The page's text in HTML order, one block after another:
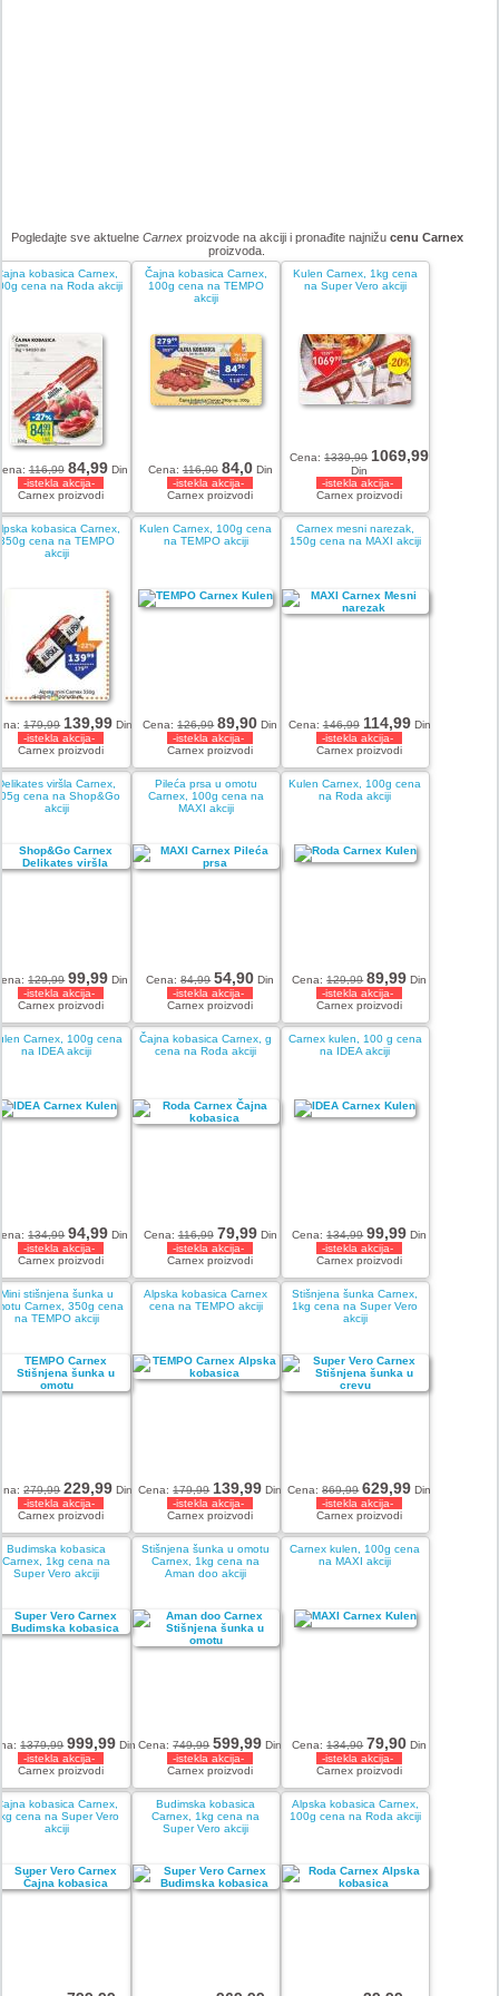
Pogledajte sve aktuelne Carnexproizvode na akciji i pronađite najnižu cenu Carnex
proizvoda.
kobasica Carnex,
cena na Roda akciji
116,99 84,99Din
-istekla akcija-
Carnex proizvodi
Čajna kobasica Carnex,
100g cena na TEMPO
akciji
Cena:116,90 84,0Din
-istekla akcija-
Carnex proizvodi
Kulen Carnex, 1kg cena
na Super Vero akciji
Cena:1339,99 1069,99
Din
-istekla akcija-
Carnex proizvodi
kobasica Carnex,
cena na TEMPO
akciji
179,99 139,99 Din
-istekla akcija-
Carnex proizvodi
Kulen Carnex, 100g cena
na TEMPO akciji
Cena:126,99 89,90 Din
-istekla akcija-
Carnex proizvodi
Carnex mesni narezak,
150g cena na MAXI akciji
Cena:146,99 114,99Din
-istekla akcija-
Carnex proizvodi
viršla Carnex,
cena na Shop&Go
akciji
129,99 99,99 Din
-istekla akcija-
Carnex proizvodi
Pileća prsa u omotu
Carnex, 100g cena na
MAXI akciji
Cena:84,99 54,90 Din
-istekla akcija-
Carnex proizvodi
Kulen Carnex, 100g cena
na Roda akciji
Cena:129,99 89,99 Din
-istekla akcija-
Carnex proizvodi
Carnex, 100g cena
na IDEA akciji
134,99 94,99 Din
-istekla akcija-
Carnex proizvodi
Čajna kobasica Carnex, g
cena na Roda akciji
Cena:116,99 79,99Din
-istekla akcija-
Carnex proizvodi
Carnex kulen, 100 g cena
na IDEA akciji
Cena:134,99 99,99 Din
-istekla akcija-
Carnex proizvodi
Mini stišnjena šunka u
Carnex, 350g cena
na TEMPO akciji
279,99 229,99 Din
-istekla akcija-
Carnex proizvodi
Alpska kobasica Carnex
cena na TEMPO akciji
Cena:179,99 139,99 Din
-istekla akcija-
Carnex proizvodi
Stišnjena šunka Carnex,
1kg cena na Super Vero
akciji
Cena:869,99 629,99 Din
-istekla akcija-
Carnex proizvodi
Budimska kobasica
Carnex, 1kg cena na
Super Vero akciji
1379,99 999,99 Din
-istekla akcija-
Carnex proizvodi
Stišnjena šunka u omotu
Carnex, 1kg cena na
Aman doo akciji
Cena:749,99 599,99 Din
-istekla akcija-
Carnex proizvodi
Carnex kulen, 100g cena
na MAXI akciji
Cena:134,90 79,90 Din
-istekla akcija-
Carnex proizvodi
kobasica Carnex,
cena na Super Vero
akciji
Budimska kobasica
Carnex, 1kg cena na
Super Vero akciji
Alpska kobasica Carnex,
100g cena na Roda akciji